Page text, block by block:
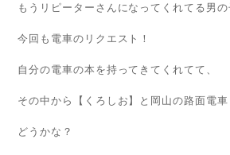
もうリピーターさんになってくれてる男
今回も電車のリクエスト！
自分の電車の本を持ってきてくれてて、
その中から【くろしお】と岡山の路面電車
どうかな？